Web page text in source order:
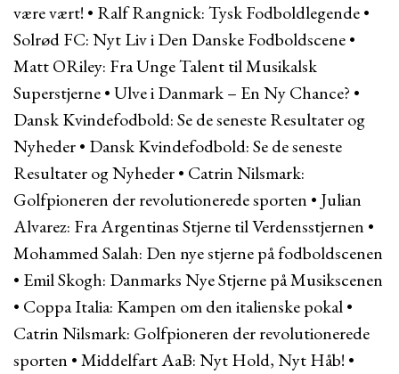
være vært! • Ralf Rangnick: Tysk Fodboldlegende•
Solrød FC: Nyt Liv i Den Danske Fodboldscene•
Matt ORiley: Fra Unge Talent til Musikalsk
Superstjerne•Ulve i Danmark – En Ny Chance? •
Dansk Kvindefodbold: Se de seneste Resultater og
Nyheder• Dansk Kvindefodbold: Se de seneste
Resultater og Nyheder• Catrin Nilsmark:
Golfpioneren der revolutionerede sporten • Julian
Alvarez: Fra Argentinas Stjerne til Verdensstjernen •
Mohammed Salah: Den nye stjerne på fodboldscenen
• Emil Skogh: Danmarks Nye Stjerne på Musikscenen
• Coppa Italia: Kampen om den italienske pokal•
Catrin Nilsmark: Golfpioneren der revolutionerede
sporten •Middelfart AaB: Nyt Hold, Nyt Håb! •